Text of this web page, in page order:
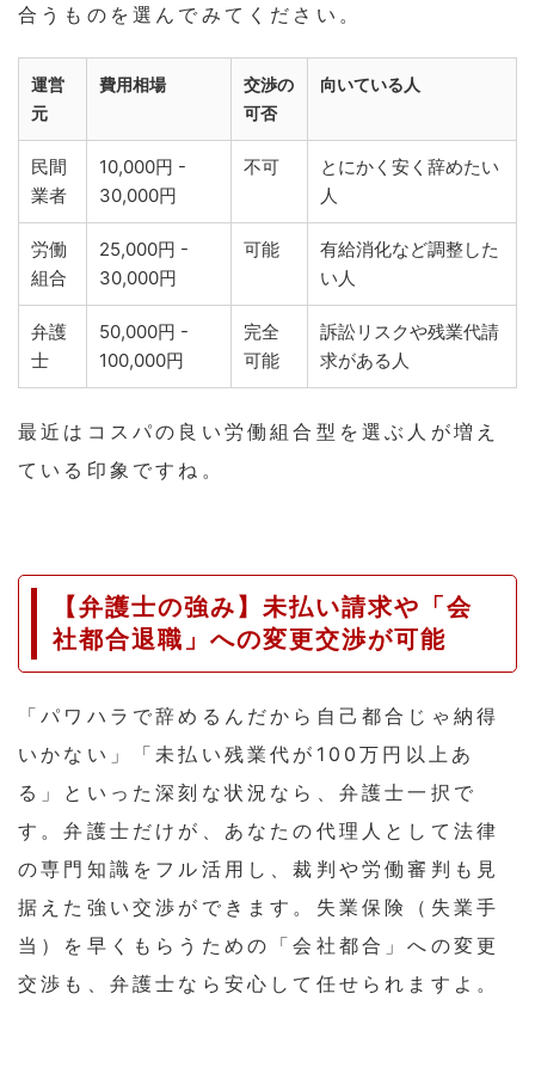
合うものを選んでみてください。
運営
元
費用相場
交渉の
可否
向いている人
民間
業者
10,000円 -
30,000円
不可
とにかく安く辞めたい
人
労働
組合
25,000円 -
30,000円
可能
有給消化など調整した
い人
弁護
士
50,000円 -
100,000円
完全
可能
訴訟リスクや残業代請
求がある人
最近はコスパの良い労働組合型を選ぶ人が増え
ている印象ですね。
【弁護士の強み】未払い請求や「会
社都合退職」への変更交渉が可能
「パワハラで辞めるんだから自己都合じゃ納得
いかない」「未払い残業代が100万円以上あ
る」といった深刻な状況なら、弁護士一択で
す。弁護士だけが、あなたの代理人として法律
の専門知識をフル活用し、裁判や労働審判も見
据えた強い交渉ができます。失業保険（失業手
当）を早くもらうための「会社都合」への変更
交渉も、弁護士なら安心して任せられますよ。